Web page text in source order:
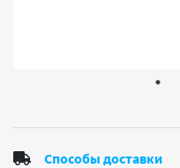
Способы доставки